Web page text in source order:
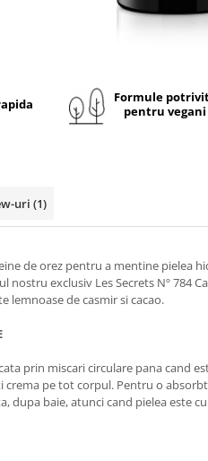
Formule
pentru vegani
uri (1)
​​de orez pentru a mentine pielea
nostru exclusiv Les Secrets Nº 784
lemnoase de casmir si cacao.
prin miscari circulare pana cand
crema pe tot corpul. Pentru o
dupa baie, atunci cand pielea este